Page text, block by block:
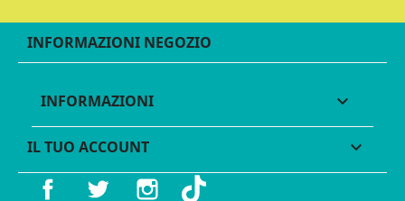
INFORMAZIONI NEGOZIO
INFORMAZIONI 
IL TUO ACCOUNT 
Facebook Twitter Instagram